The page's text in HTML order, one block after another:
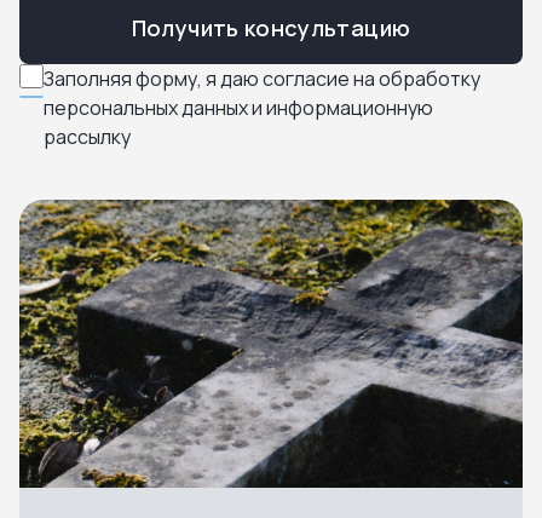
Заполняя форму, я даю согласие на обработку
персональных данных и информационную
рассылку
Получить консультацию